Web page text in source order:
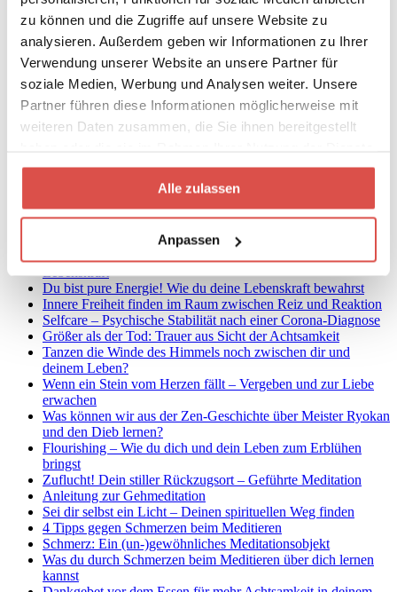
zu können und die Zugriffe auf unsere Website zu
analysieren. Außerdem geben wir Informationen zu Ihrer
Verwendung unserer Website an unsere Partner für
soziale Medien, Werbung und Analysen weiter. Unsere
Partner führen diese Informationen möglicherweise mit
weiteren Daten zusammen, die Sie ihnen bereitgestellt
gesammelt haben.
Alle zulassen
Anpassen
kriegst
Achtsamkeit und Kinder: Wie du beides unter einen Hut
kriegst (2)
Kinder spielend in die eigene Achtsamkeitspraxis integrieren
Warum Grübeln deine Probleme nicht löst
Wie gehe ich mit Ärger und Wut in der
Achtsamkeitsmeditation um?
3 Expertentipps gegen Unruhe in der Meditation
Nutella-Nächte
Wie du dich in 6 Schritten von Schuldgefühlen befreist
Der NGG-Modus: Brandbeschleuniger für Unzufriedenheit
Energievampire!? Übernimm Selbstverantwortung für deine
Du bist pure Energie! Wie du deine Lebenskraft bewahrst
Innere Freiheit finden im Raum zwischen Reiz und Reaktion
Selfcare – Psychische Stabilität nach einer Corona-Diagnose
Größer als der Tod: Trauer aus Sicht der Achtsamkeit
Tanzen die Winde des Himmels noch zwischen dir und
deinem Leben?
Wenn ein Stein vom Herzen fällt – Vergeben und zur Liebe
erwachen
Was können wir aus der Zen-Geschichte über Meister Ryokan
und den Dieb lernen?
Flourishing – Wie du dich und dein Leben zum Erblühen
bringst
Zuflucht! Dein stiller Rückzugsort – Geführte Meditation
Anleitung zur Gehmeditation
Sei dir selbst ein Licht – Deinen spirituellen Weg finden
4 Tipps gegen Schmerzen beim Meditieren
Schmerz: Ein (un-)gewöhnliches Meditationsobjekt
Was du durch Schmerzen beim Meditieren über dich lernen
kannst